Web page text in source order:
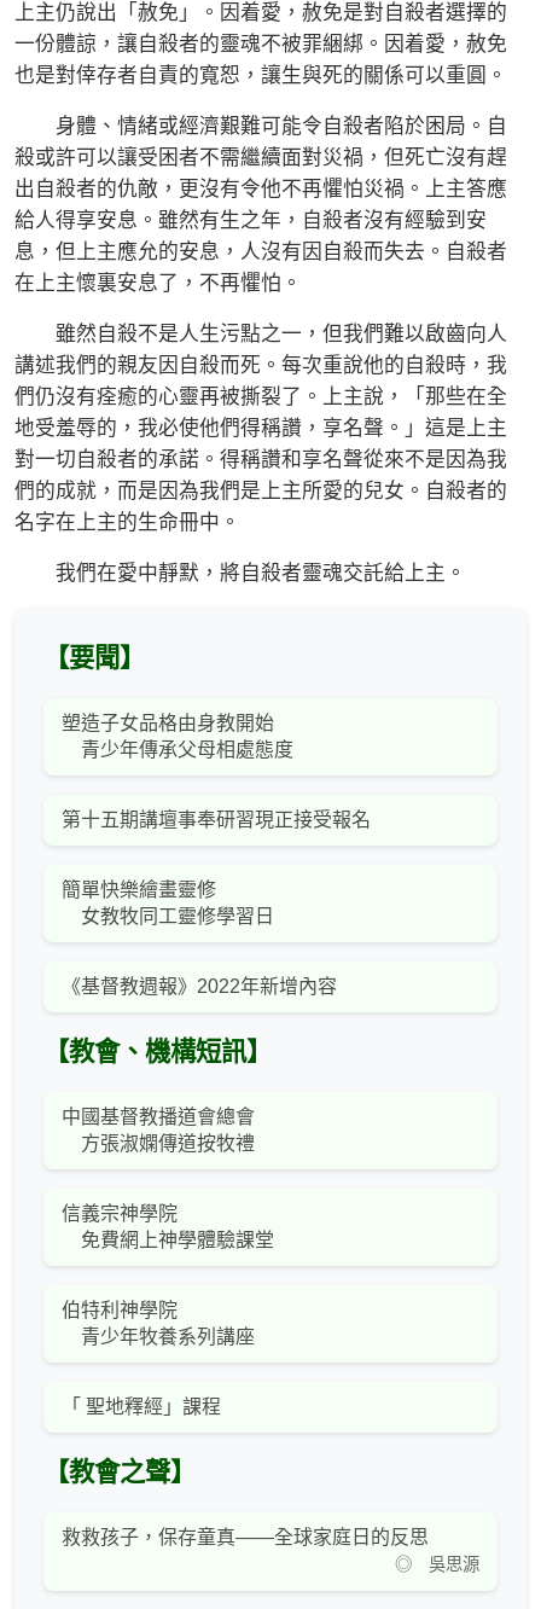
上主仍說出「赦免」。因着愛，赦免是對自殺者選擇的
一份體諒，讓自殺者的靈魂不被罪綑綁。因着愛，赦免
也是對倖存者自責的寬恕，讓生與死的關係可以重圓。
身體、情緒或經濟艱難可能令自殺者陷於困局。自
殺或許可以讓受困者不需繼續面對災禍，但死亡沒有趕
出自殺者的仇敵，更沒有令他不再懼怕災禍。上主答應
給人得享安息。雖然有生之年，自殺者沒有經驗到安
息，但上主應允的安息，人沒有因自殺而失去。自殺者
在上主懷裏安息了，不再懼怕。
雖然自殺不是人生污點之一，但我們難以啟齒向人
講述我們的親友因自殺而死。每次重說他的自殺時，我
們仍沒有痊癒的心靈再被撕裂了。上主說，「那些在全
地受羞辱的，我必使他們得稱讚，享名聲。」這是上主
對一切自殺者的承諾。得稱讚和享名聲從來不是因為我
們的成就，而是因為我們是上主所愛的兒女。自殺者的
名字在上主的生命冊中。
我們在愛中靜默，將自殺者靈魂交託給上主。
【要聞】
塑造子女品格由身教開始
青少年傳承父母相處態度
第十五期講壇事奉研習現正接受報名
簡單快樂繪畫靈修
女教牧同工靈修學習日
《基督教週報》2022年新增內容
【教會、機構短訊】
中國基督教播道會總會
方張淑嫻傳道按牧禮
信義宗神學院
免費網上神學體驗課堂
伯特利神學院
青少年牧養系列講座
「 聖地釋經」課程
【教會之聲】
救救孩子，保存童真——全球家庭日的反思
◎ 吳思源